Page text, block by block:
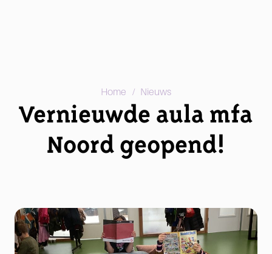
Home / Nieuws
Vernieuwde aula mfa
Noord geopend!